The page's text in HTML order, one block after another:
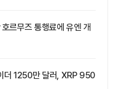
르무즈 통행료에 유엔 개
더 1250만 달러, XRP 950